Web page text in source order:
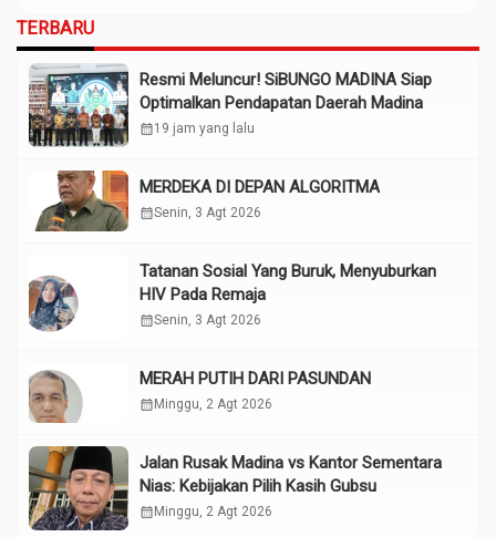
TERBARU
Resmi Meluncur! SiBUNGO MADINA Siap
Optimalkan Pendapatan Daerah Madina
calendar_month19 jam yang lalu
MERDEKA DI DEPAN ALGORITMA
calendar_monthSenin, 3 Agt 2026
Tatanan Sosial Yang Buruk, Menyuburkan
HIV Pada Remaja
calendar_monthSenin, 3 Agt 2026
MERAH PUTIH DARI PASUNDAN
calendar_month Minggu, 2 Agt 2026
Jalan Rusak Madina vs Kantor Sementara
Nias: Kebijakan Pilih Kasih Gubsu
calendar_month Minggu, 2 Agt 2026